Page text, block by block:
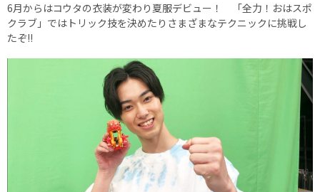
6月からはコウタの衣装が変わり夏服デビュー！ 「全力！おはスポ
クラブ」ではトリック技を決めたりさまざまなテクニックに挑戦し
たぞ!!